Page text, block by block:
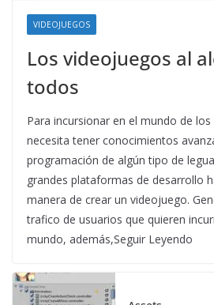
VIDEOJUEGOS
Los videojuegos al
todos
Para incursionar en el mundo de
necesita tener conocimientos
programación de algún tipo de
grandes plataformas de desarrollo
manera de crear un videojuego.
trafico de usuarios que quieren
mundo, además,Seguir Leyendo